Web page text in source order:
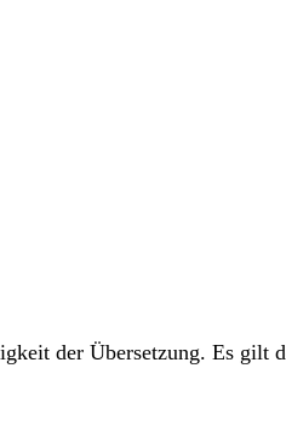
der Übersetzung. Es gilt